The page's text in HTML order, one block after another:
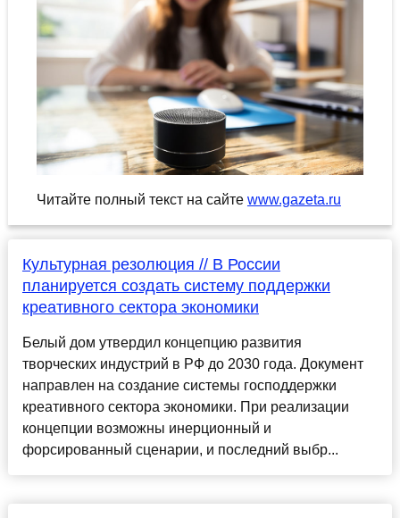
Читайте полный текст на сайте www.gazeta.ru
Культурная резолюция // В России
планируется создать систему поддержки
креативного сектора экономики
Белый дом утвердил концепцию развития
творческих индустрий в РФ до 2030 года. Документ
направлен на создание системы господдержки
креативного сектора экономики. При реализации
концепции возможны инерционный и
форсированный сценарии, и последний выбр...